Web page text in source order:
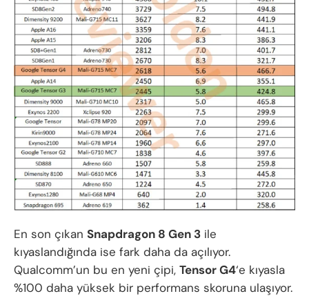
En son çıkan Snapdragon 8 Gen 3 ile
kıyaslandığında ise fark daha da açılıyor.
Qualcomm’un bu en yeni çipi, Tensor G4‘e kıyasla
%100 daha yüksek bir performans skoruna ulaşıyor.